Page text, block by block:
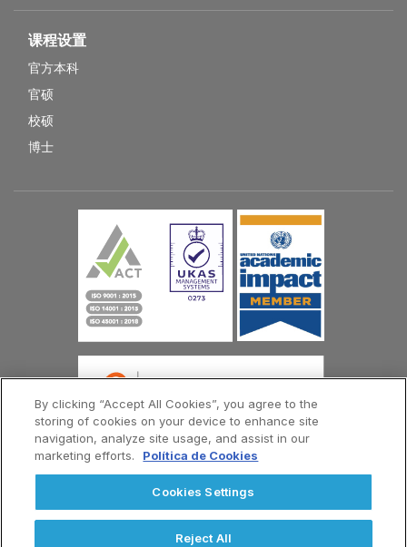
课程设置
官方本科
官硕
校硕
博士
© 欧洲大西洋大学版权所有 2026
Menú
联系我们
By clicking “Accept All Cookies”, you agree to the
storing of cookies on your device to enhance site
navigation, analyze site usage, and assist in our
marketing efforts.
Política de Cookies
Cookies Settings
Reject All